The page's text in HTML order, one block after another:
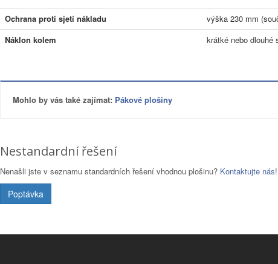
Ochrana proti sjetí nákladu
výška 230 mm
Náklon kolem
krátké nebo dlouhé
Mohlo by vás také zajímat: Pákové plošiny
Nestandardní řešení
Nenašli jste v seznamu standardních řešení vhodnou plošinu? Kontaktujte nás
Poptávka